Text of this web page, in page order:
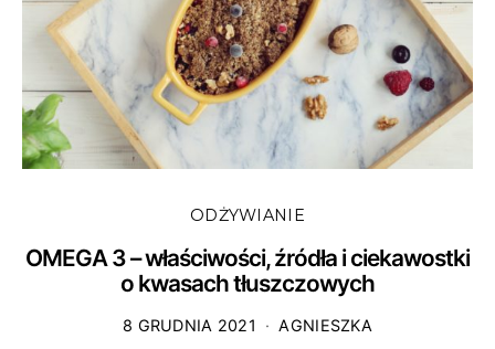
ODŻYWIANIE
OMEGA 3 – właściwości, źródła i ciekawostki
o kwasach tłuszczowych
8 GRUDNIA 2021 AGNIESZKA